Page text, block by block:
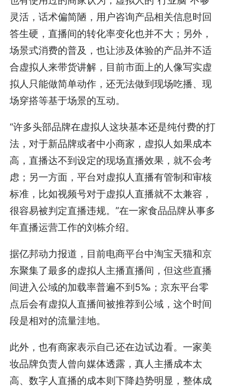
灵活，话术偏简陋，用户咨询产品相关信息时回
答生硬，直播间的转化率变化也并不大；另外，
场景式消费的普及，也让涉及体验的产品并不适
合虚拟人来带货讲解，目前市面上的人像写实虚
拟人只能做简单动作，还无法做到现场吃播、现
场穿搭等基于场景的互动。
“许多头部品牌在虚拟人这块基本还是纯付费的打
法，对于新品牌或者中小商家，虚拟人如果成本
高，直播达不到设定的现场直播效果，就不会考
虑；另一方面，平台对虚拟人直播有管制和审核
标准，比如视频号对于虚拟人直播就不太兼容，
很容易被判定直播违规。”在一家食品品牌从事多
年直播运营工作的刘栋介绍。
据亿邦动力报道，目前电商平台中淘宝天猫和京
东聚集了最多的虚拟人主播直播间，但这些直播
间进入公域的加载率普遍不到5‰；京东平台零
点后会有虚拟人直播间被推荐到公域，这个时间
段是相对的流量洼地。
此外，也有商家表示自己还在边试边看。一家美
妆品牌负责人曾向媒体透露，真人主播成本太
高、数字人直播的成本则下降趋势明显，整体成